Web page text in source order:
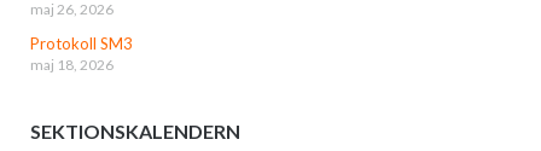
maj 26, 2026
Protokoll SM3
maj 18, 2026
SEKTIONSKALENDERN